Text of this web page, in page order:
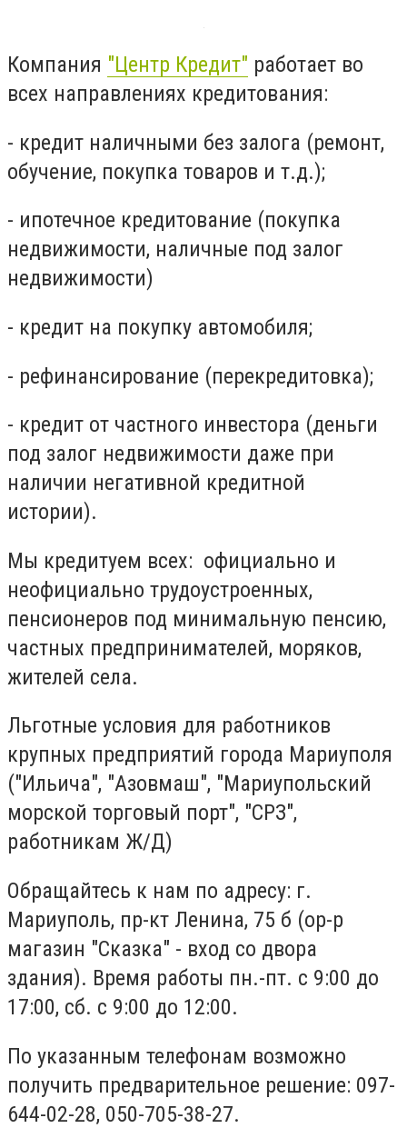
Компания "Центр Кредит" работает во
всех направлениях кредитования:
- кредит наличными без залога (ремонт,
обучение, покупка товаров и т.д.);
- ипотечное кредитование (покупка
недвижимости, наличные под залог
недвижимости)
- кредит на покупку автомобиля;
- рефинансирование (перекредитовка);
- кредит от частного инвестора (деньги
под залог недвижимости даже при
наличии негативной кредитной
истории).
Мы кредитуем всех: официально и
неофициально трудоустроенных,
пенсионеров под минимальную пенсию,
частных предпринимателей, моряков,
жителей села.
Льготные условия для работников
крупных предприятий города Мариуполя
("Ильича", "Азовмаш", "Мариупольский
морской торговый порт", "СРЗ",
работникам Ж/Д)
Обращайтесь к нам по адресу: г.
Мариуполь, пр-кт Ленина, 75 б (ор-р
магазин "Сказка" - вход со двора
здания). Время работы пн.-пт. с 9:00 до
17:00, сб. с 9:00 до 12:00.
По указанным телефонам возможно
получить предварительное решение: 097-
644-02-28, 050-705-38-27.